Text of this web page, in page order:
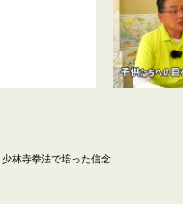
少林寺拳法で培った信念